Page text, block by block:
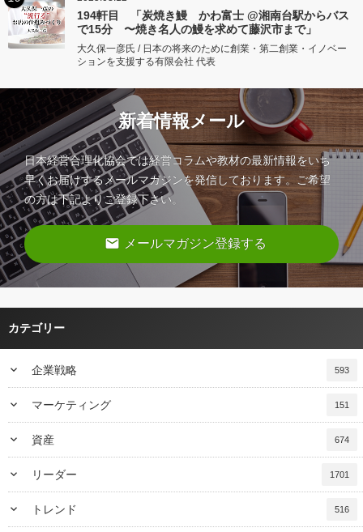
194軒目 「炭焼き鰻 かわ富士 @湘南台駅からバス
で15分 〜焼き名人の鰻を求めて藤沢市まで」
大久保一彦氏 / 日本の将来のために創業・第二創業・イノベー
ションを支援する有限会社 代表
新着情報メール
日本経営合理化協会では経営コラムや教材の最新情報をいち
早くお届けするメールマガジンを発信しております。ご希望
の方は下記よりご登録下さい。
email メールマガジン登録する
カテゴリー
keyboard_arrow_down 企業戦略 593
keyboard_arrow_down マーケティング 151
keyboard_arrow_down 資産 674
keyboard_arrow_down リーダー 1701
keyboard_arrow_down トレンド 516